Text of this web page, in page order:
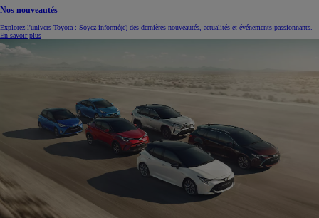
Nos nouveautés
Explorez l'univers Toyota : Soyez informé(e) des dernières nouveautés, actualités et événements passionnants.
En savoir plus